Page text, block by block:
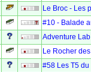
Le Broc - Les
#10 - Balade
Adventure
Le Rocher
#58 Les T5